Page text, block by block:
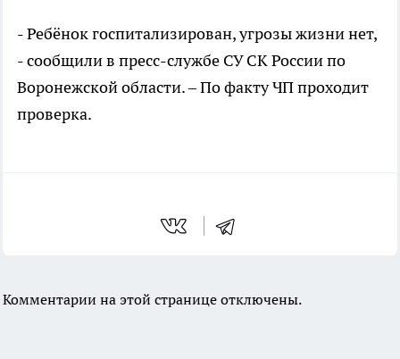
- Ребёнок госпитализирован, угрозы жизни нет,
- сообщили в пресс-службе СУ СК России по
Воронежской области. – По факту ЧП проходит
проверка.
Комментарии на этой странице отключены.